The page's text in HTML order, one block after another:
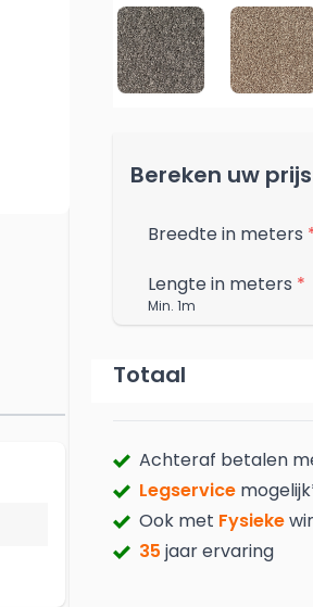
739 729
Bereken uw
Breedte in meters
Lengte in meters *
Min. 1m
Totaal
Achteraf betalen
Legservice
Ook met Fysieke
35 jaar ervaring